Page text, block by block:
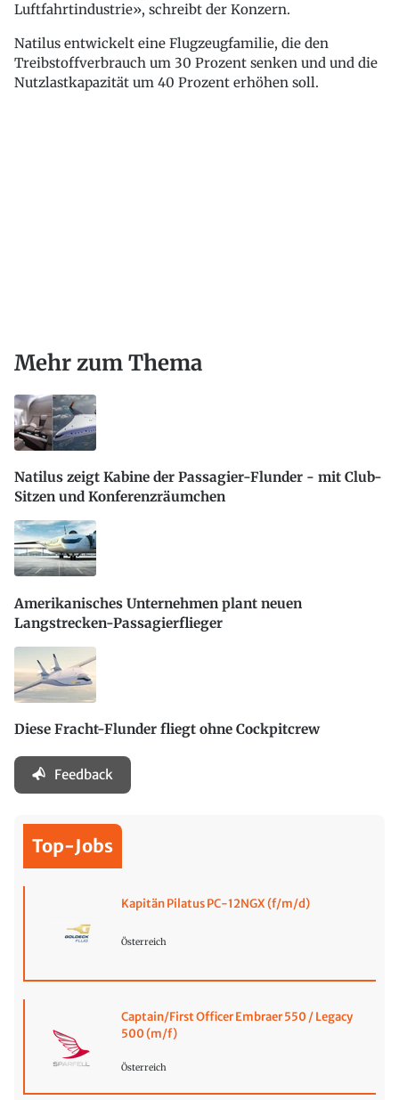
Luftfahrtindustrie», schreibt der Konzern.
Natilus entwickelt eine Flugzeugfamilie, die den
Treibstoffverbrauch um 30 Prozent senken und und die
Nutzlastkapazität um 40 Prozent erhöhen soll.
Mehr zum Thema
Natilus zeigt Kabine der Passagier-Flunder - mit Club-
Sitzen und Konferenzräumchen
Amerikanisches Unternehmen plant neuen
Langstrecken-Passagierflieger
Diese Fracht-Flunder fliegt ohne Cockpitcrew
Feedback
Top-Jobs
Kapitän Pilatus PC-12NGX (f/m/d)
Österreich
Captain/First Officer Embraer 550 / Legacy
500 (m/f)
Österreich